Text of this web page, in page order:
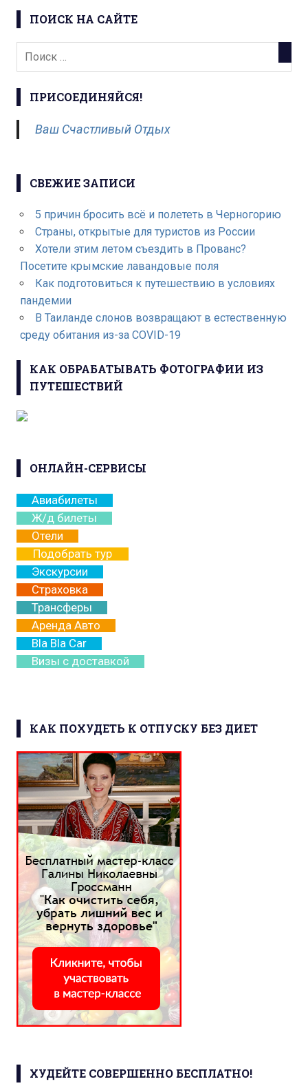
ПОИСК НА САЙТЕ
ПРИСОЕДИНЯЙСЯ!
Ваш Счастливый Отдых
СВЕЖИЕ ЗАПИСИ
5 причин бросить всё и полететь в Черногорию
Страны, открытые для туристов из России
Хотели этим летом съездить в Прованс?
Посетите крымские лавандовые поля
Как подготовиться к путешествию в условиях
пандемии
В Таиланде слонов возвращают в естественную
среду обитания из-за COVID-19
КАК ОБРАБАТЫВАТЬ ФОТОГРАФИИ ИЗ
ПУТЕШЕСТВИЙ
ОНЛАЙН-СЕРВИСЫ
Авиабилеты
Ж/д билеты
Отели
Подобрать тур
Экскурсии
Страховка
Трансферы
Аренда Авто
Bla Bla Car
Визы с доставкой
КАК ПОХУДЕТЬ К ОТПУСКУ БЕЗ ДИЕТ
ХУДЕЙТЕ СОВЕРШЕННО БЕСПЛАТНО!